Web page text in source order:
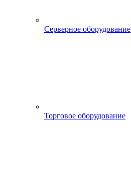
Серверное оборудование
Торговое оборудование